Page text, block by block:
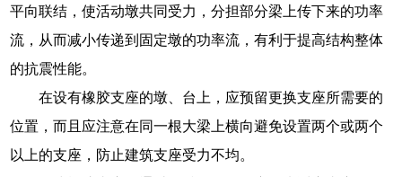
平向联结，使活动墩共同受力，分担部分梁上传下来的功率
流，从而减小传递到固定墩的功率流，有利于提高结构整体
的抗震性能。
在设有橡胶支座的墩、台上，应预留更换支座所需要的
位置，而且应注意在同一根大梁上横向避免设置两个或两个
以上的支座，防止建筑支座受力不均。